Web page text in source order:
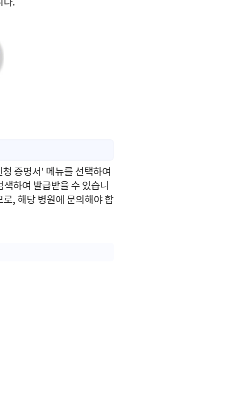
다.
증명서' 메뉴를 선택하여
하여 발급받을 수 있습니
, 해당 병원에 문의해야 합